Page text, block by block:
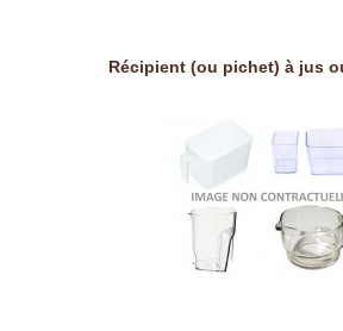
Récipient (ou pichet) à jus